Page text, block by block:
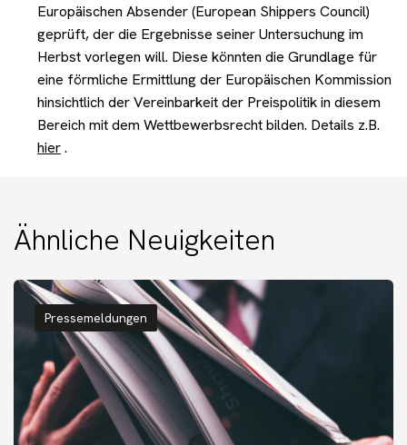
Europäischen Absender (European Shippers Council)
geprüft, der die Ergebnisse seiner Untersuchung im
Herbst vorlegen will. Diese könnten die Grundlage für
eine förmliche Ermittlung der Europäischen Kommission
hinsichtlich der Vereinbarkeit der Preispolitik in diesem
Bereich mit dem Wettbewerbsrecht bilden. Details z.B.
hier.
Ähnliche Neuigkeiten
Pressemeldungen